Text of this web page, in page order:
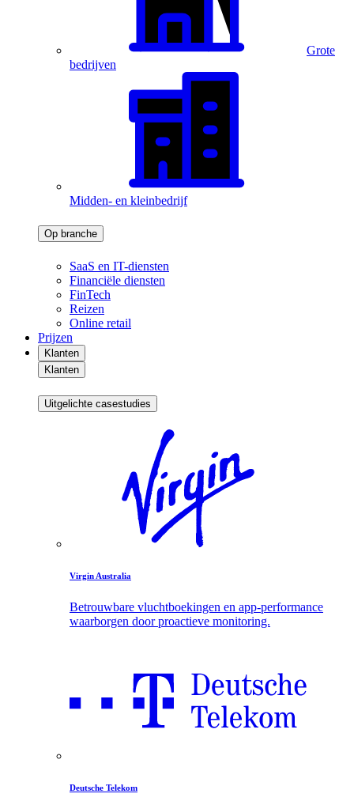
Grote
bedrijven
Midden- en kleinbedrijf
Op branche
SaaS en IT-diensten
Financiële diensten
FinTech
Reizen
Online retail
Prijzen
Klanten
Klanten
Uitgelichte casestudies
Virgin Australia
Betrouwbare vluchtboekingen en app-performance
waarborgen door proactieve monitoring.
Deutsche Telekom